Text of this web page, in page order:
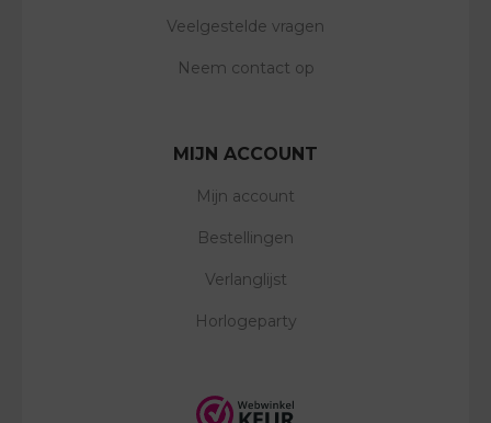
Veelgestelde vragen
Neem contact op
MIJN ACCOUNT
Mijn account
Bestellingen
Verlanglijst
Horlogeparty